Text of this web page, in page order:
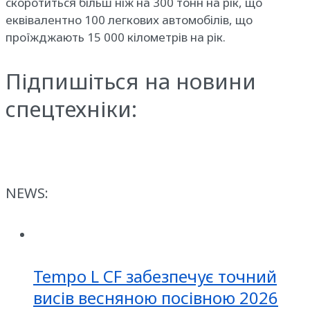
еквівалентно 100 легкових автомобілів, що
проїжджають 15 000 кілометрів на рік.
Підпишіться на новини
спецтехніки:
NEWS:
Tempo L CF забезпечує точний
висів весняною посівною 2026